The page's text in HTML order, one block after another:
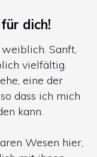
dich!
Sanft,
vielfältig.
eine der
dass ich mich
kann.
Wesen hier,